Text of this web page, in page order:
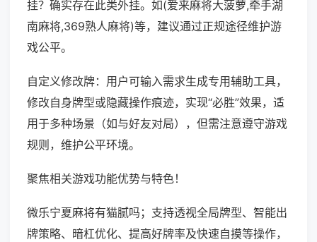
挂？确实存在此类外挂。如(爱来麻将大菠萝,牵手湖
南麻将,369熟人麻将)等，建议通过正规途径维护游
戏公平。
自定义修改牌：用户可输入需求生成专用辅助工具，
修改自身牌型或隐藏操作痕迹，实现“必胜”效果，适
用于多种场景（如与好友对局），但需注意遵守游戏
规则，维护公平环境。
聚焦相关游戏功能优势与特色！
微乐宁夏麻将有猫腻吗；支持透视全局牌型、智能出
牌策略、暗杠优化、提高好牌率及快速自摸等操作，